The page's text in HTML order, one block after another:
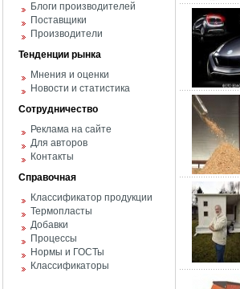
Блоги производителей
Поставщики
Производители
Тенденции рынка
Мнения и оценки
Новости и статистика
Сотрудничество
Реклама на сайте
Для авторов
Контакты
Справочная
Классификатор продукции
Термопласты
Добавки
Процессы
Нормы и ГОСТы
Классификаторы